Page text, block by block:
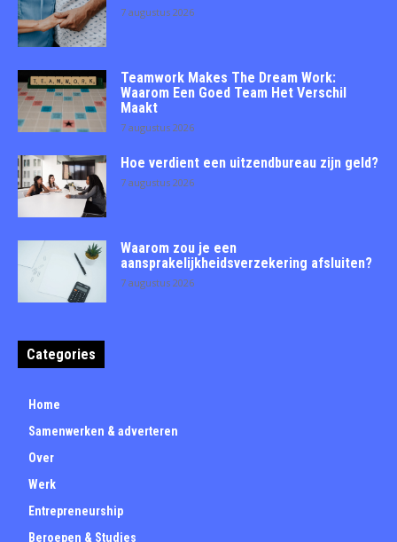
7 augustus 2026
Teamwork Makes The Dream Work:
Waarom Een Goed Team Het Verschil
Maakt
7 augustus 2026
Hoe verdient een uitzendbureau zijn geld?
7 augustus 2026
Waarom zou je een
aansprakelijkheidsverzekering afsluiten?
7 augustus 2026
Categories
Home
Samenwerken & adverteren
Over
Werk
Entrepreneurship
Beroepen & Studies